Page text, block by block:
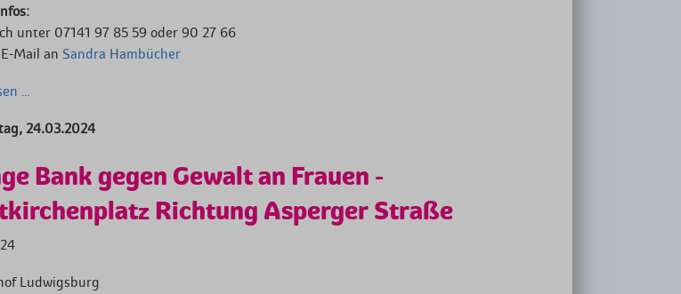
unter 07141 97 85 59 oder 90 27 66
Mail an Sandra Hambücher
…
Treff
heute:
Osterbrunch
und
24.03.2024
Bank gegen Gewalt an Frauen -
Richtung Asperger Straße
Ludwigsburg